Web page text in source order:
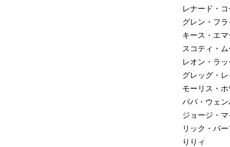
レナード・
グレン・フラ
キース・エ
スコティ・
レオン・ラ
グレッグ・
モーリス・
パパ・ウェン
ジョージ・
リック・パ
りりィ